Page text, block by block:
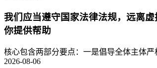
我们应当遵守国家法律法规，远离
你提供帮助
核心包含两部分要点：一是倡导全体主体
2026-08-06